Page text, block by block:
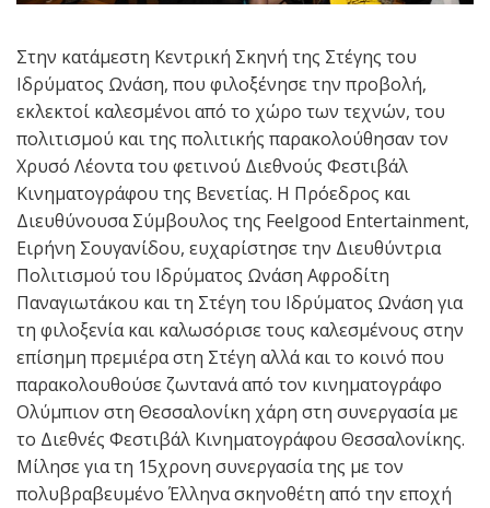
Στην κατάμεστη Κεντρική Σκηνή της Στέγης του
Ιδρύματος Ωνάση, που φιλοξένησε την προβολή,
εκλεκτοί καλεσμένοι από το χώρο των τεχνών, του
πολιτισμού και της πολιτικής παρακολούθησαν τον
Χρυσό Λέοντα του φετινού Διεθνούς Φεστιβάλ
Κινηματογράφου της Βενετίας. Η Πρόεδρος και
Διευθύνουσα Σύμβουλος της Feelgood Entertainment,
Ειρήνη Σουγανίδου, ευχαρίστησε την Διευθύντρια
Πολιτισμού του Ιδρύματος Ωνάση Αφροδίτη
Παναγιωτάκου και τη Στέγη του Ιδρύματος Ωνάση για
τη φιλοξενία και καλωσόρισε τους καλεσμένους στην
επίσημη πρεμιέρα στη Στέγη αλλά και το κοινό που
παρακολουθούσε ζωντανά από τον κινηματογράφο
Ολύμπιον στη Θεσσαλονίκη χάρη στη συνεργασία με
το Διεθνές Φεστιβάλ Κινηματογράφου Θεσσαλονίκης.
Μίλησε για τη 15χρονη συνεργασία της με τον
πολυβραβευμένο Έλληνα σκηνοθέτη από την εποχή